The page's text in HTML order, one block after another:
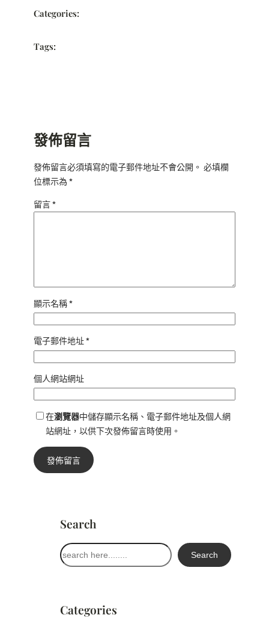
Categories:
Tags:
發佈留言
發佈留言必須填寫的電子郵件地址不會公開。 必填欄
位標示為*
留言*
顯示名稱*
電子郵件地址*
個人網站網址
在瀏覽器中儲存顯示名稱、電子郵件地址及個人網
站網址，以供下次發佈留言時使用。
Search
搜
尋
Search
Categories